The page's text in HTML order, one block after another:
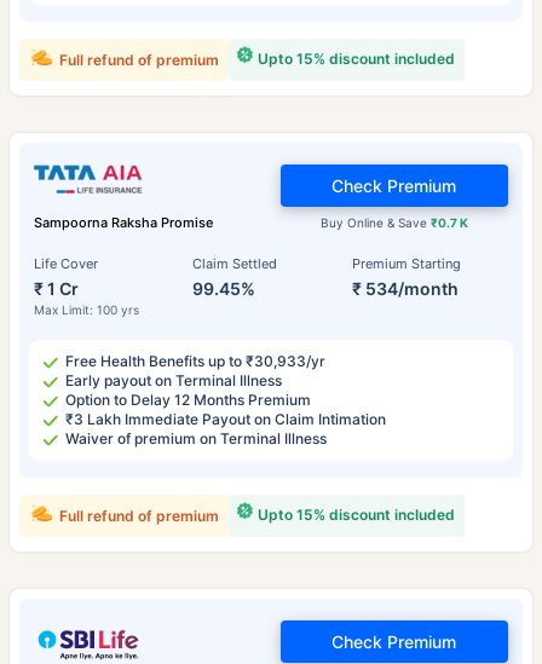
Upto 15% discount included
Full refund of premium
Sampoorna Raksha Promise
Life Cover
₹ 1 Cr
Max Limit: 100 yrs
Claim Settled
99.45%
Premium Starting
₹ 534/month
Buy Online & Save ₹0.7 K
Check Premium
Free Health Benefits up to ₹30,933/yr
Early payout on Terminal Illness
Option to Delay 12 Months Premium
₹3 Lakh Immediate Payout on Claim Intimation
Waiver of premium on Terminal Illness
Upto 15% discount included
Full refund of premium
Check Premium